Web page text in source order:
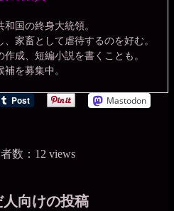
和国の終身大統領。
家畜として虐待するのを好む。
成、短編小説を書くことも。
補を募集中。
Mastodon
数：12 views
向けの投稿